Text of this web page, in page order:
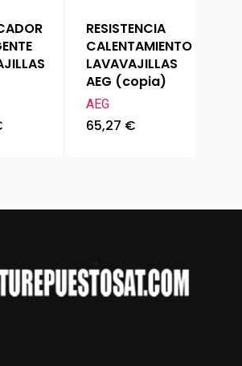
RESISTENCIA
CALENTAMIENTO
LAVAVAJILLAS
AEG (copia)
AEG
65,27 €